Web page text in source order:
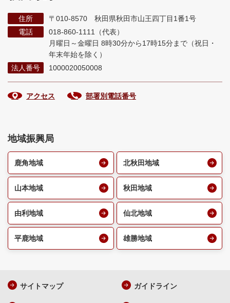
住所
〒010-8570 秋田県秋田市山王四丁目1番1号
電話
018-860-1111（代表）
月曜日～金曜日 8時30分から17時15分まで （祝日・
年末年始を除く）
法人番号
1000020050008
アクセス 部署別電話番号
地域振興局
鹿角地域 北秋田地域
山本地域 秋田地域
由利地域 仙北地域
平鹿地域 雄勝地域
サイトマップ ガイドライン